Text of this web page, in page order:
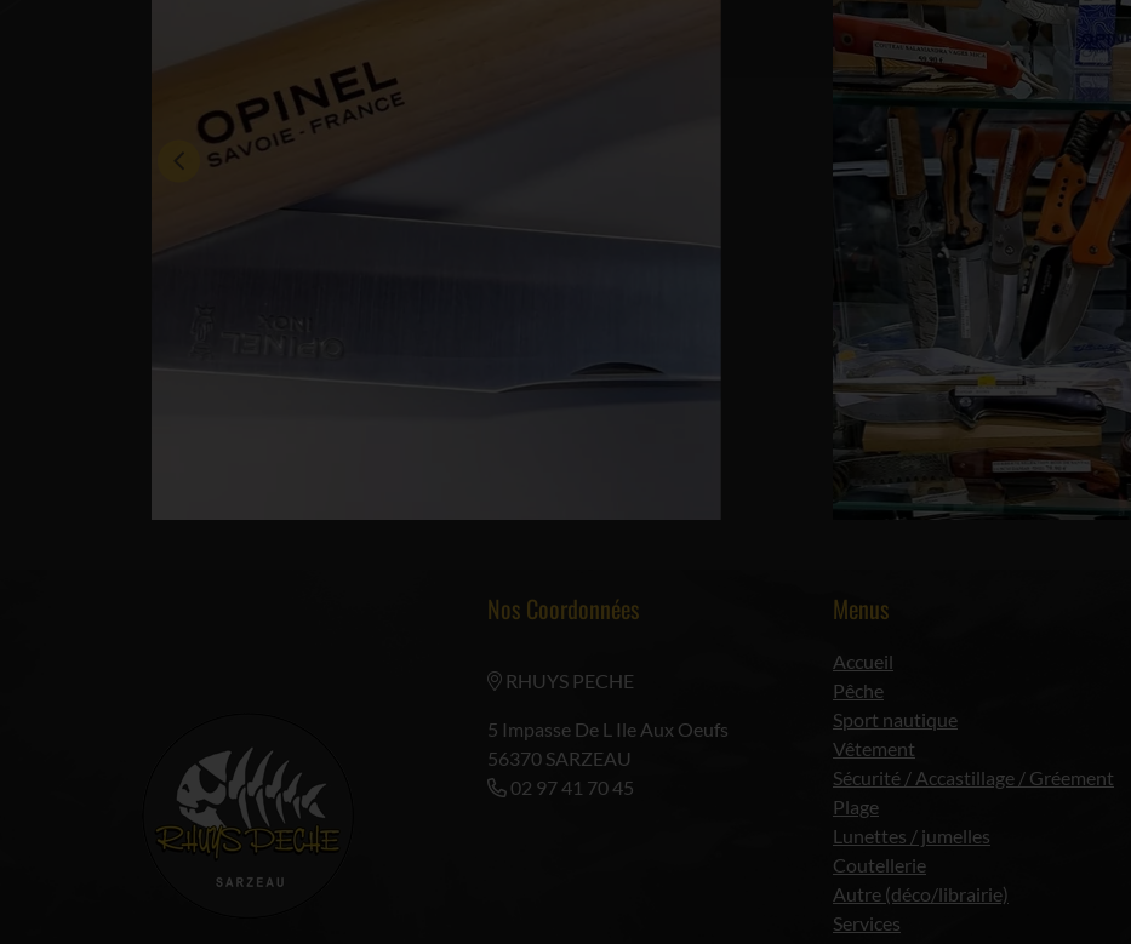
Nos Coordonnées
RHUYS PECHE
5 Impasse De L Ile Aux Oeufs
56370 SARZEAU
02 97 41 70 45
Menus
Accueil
Pêche
Sport nautique
Vêtement
Sécurité / Accastillage / Gréement
Plage
Lunettes / jumelles
Coutellerie
Autre (déco/librairie)
Services